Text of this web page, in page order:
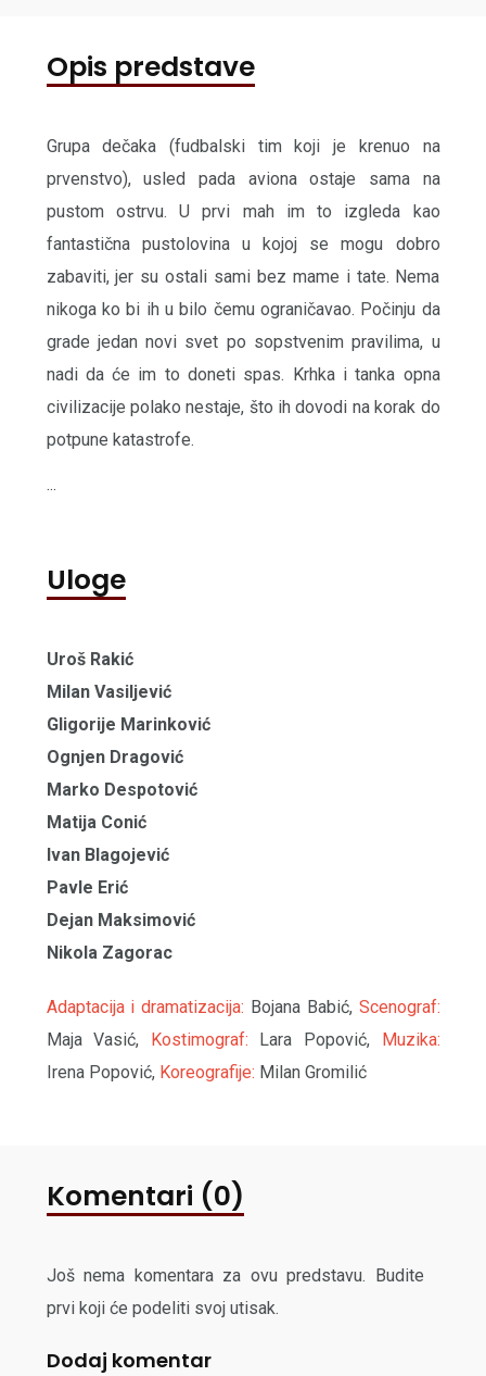
Opis predstave
Grupa dečaka (fudbalski tim koji je krenuo na
prvenstvo), usled pada aviona ostaje sama na
pustom ostrvu. U prvi mah im to izgleda kao
fantastična pustolovina u kojoj se mogu dobro
zabaviti, jer su ostali sami bez mame i tate. Nema
nikoga ko bi ih u bilo čemu ograničavao. Počinju da
grade jedan novi svet po sopstvenim pravilima, u
nadi da će im to doneti spas. Krhka i tanka opna
civilizacije polako nestaje, što ih dovodi na korak do
potpune katastrofe.
...
Uloge
Uroš Rakić
Milan Vasiljević
Gligorije Marinković
Ognjen Dragović
Marko Despotović
Matija Conić
Ivan Blagojević
Pavle Erić
Dejan Maksimović
Nikola Zagorac
Adaptacija i dramatizacija: Bojana Babić, Scenograf:
Maja Vasić,
Kostimograf: Lara Popović,Muzika:
Irena Popović, Koreografije: Milan Gromilić
Komentari (0)
Još nema komentara za ovu predstavu. Budite
prvi koji će podeliti svoj utisak.
Dodaj komentar